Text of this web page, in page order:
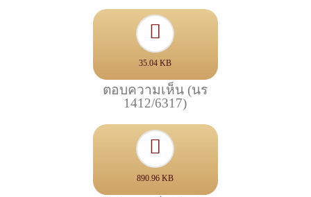
35.04 KB
ตอบความเห็น (นร
1412/6317)
890.96 KB